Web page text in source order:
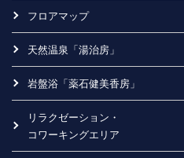
フロアマップ
天然温泉「湯治房」
岩盤浴「薬石健美香房」
リラクゼーション・
コワーキングエリア